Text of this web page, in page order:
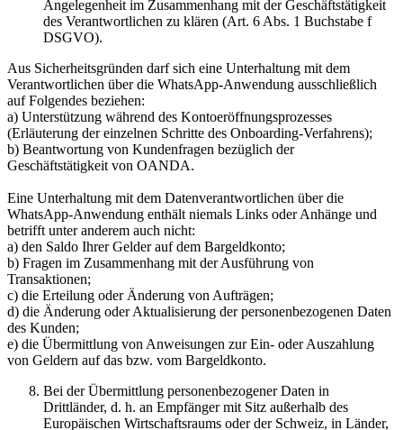
Angelegenheit im Zusammenhang mit der Geschäftstätigkeit
des Verantwortlichen zu klären (Art. 6 Abs. 1 Buchstabe f
DSGVO).
Aus Sicherheitsgründen darf sich eine Unterhaltung mit dem
Verantwortlichen über die WhatsApp-Anwendung ausschließlich
auf Folgendes beziehen:
a) Unterstützung während des Kontoeröffnungsprozesses
(Erläuterung der einzelnen Schritte des Onboarding-Verfahrens);
b) Beantwortung von Kundenfragen bezüglich der
Geschäftstätigkeit von OANDA.
Eine Unterhaltung mit dem Datenverantwortlichen über die
WhatsApp-Anwendung enthält niemals Links oder Anhänge und
betrifft unter anderem auch nicht:
a) den Saldo Ihrer Gelder auf dem Bargeldkonto;
b) Fragen im Zusammenhang mit der Ausführung von
Transaktionen;
c) die Erteilung oder Änderung von Aufträgen;
d) die Änderung oder Aktualisierung der personenbezogenen Daten
des Kunden;
e) die Übermittlung von Anweisungen zur Ein- oder Auszahlung
von Geldern auf das bzw. vom Bargeldkonto.
Bei der Übermittlung personenbezogener Daten in
Drittländer, d. h. an Empfänger mit Sitz außerhalb des
Europäischen Wirtschaftsraums oder der Schweiz, in Länder,